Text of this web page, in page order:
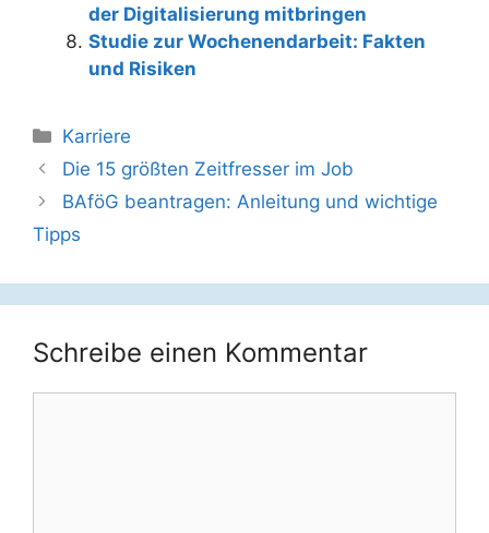
der Digitalisierung mitbringen
Studie zur Wochenendarbeit: Fakten
und Risiken
Kategorien
Karriere
Beitrags-
Navigation
Die 15 größten Zeitfresser im Job
BAföG beantragen: Anleitung und wichtige
Tipps
Schreibe einen Kommentar